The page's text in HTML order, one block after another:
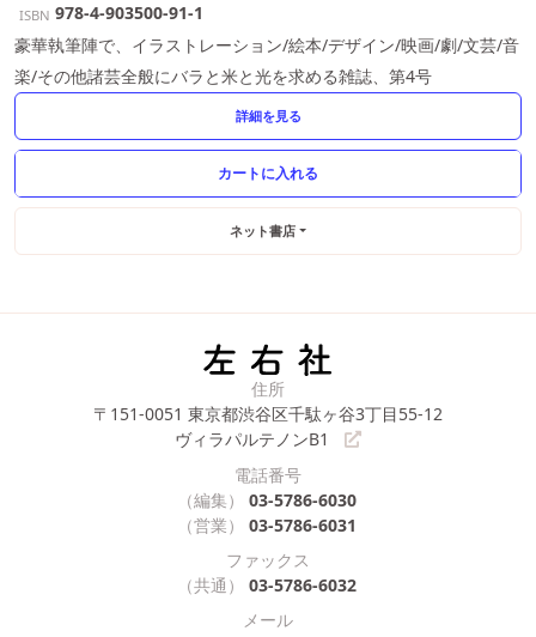
ISBN 978-4-903500-91-1
豪華執筆陣で、イラストレーション/絵本/デザイン/映画/劇/文芸/音
楽/その他諸芸全般にバラと米と光を求める雑誌、第4号
詳細を見る
ネット書店
住所
〒151-0051 東京都渋谷区千駄ヶ谷3丁目55-12
ヴィラパルテノンB1
電話番号
（編集）
03-5786-6030
（営業）
03-5786-6031
ファックス
（共通）
03-5786-6032
メール